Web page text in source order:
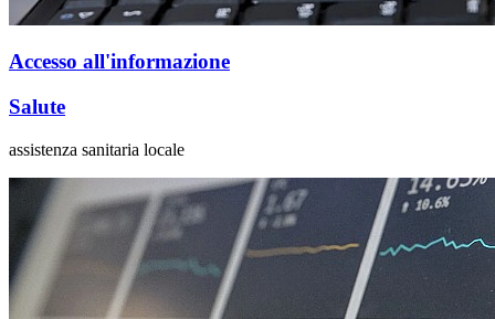
Accesso all'informazione
Salute
assistenza sanitaria locale